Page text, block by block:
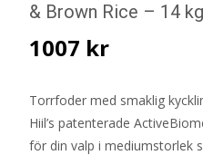
& Brown Rice – 14
1007 kr
Torrfoder med smaklig
Hiil’s patenterade
för din valp i mediumstorlek